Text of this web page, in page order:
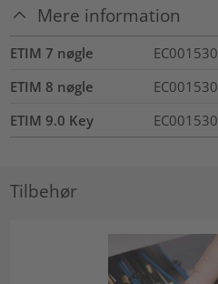
Mere information
ETIM 7 nøgle
EC001530
ETIM 8 nøgle
EC001530
ETIM 9.0 Key
EC001530
Tilbehør